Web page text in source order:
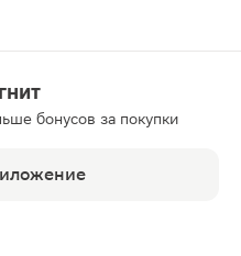
бонусов за покупки